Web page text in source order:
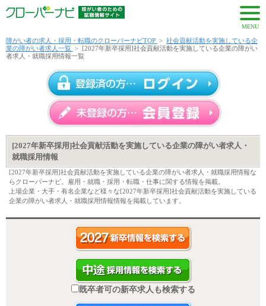
MENU
障がい者の求人・採用・転職のクローバーナビTOP > 社会貢献活動を実施している企
業の障がい者求人一覧 > [2027年新卒採用]社会貢献活動を実施している企業の障がい
者求人・就職採用情報一覧
[2027年新卒採用]社会貢献活動を実施している企業の障がい者求人・
就職採用情報
[2027年新卒採用]社会貢献活動を実施している企業の障がい者求人・就職採用情報な
らクローバーナビ。雇用・就職・採用・転職・仕事に関する情報を掲載。
上場企業・大手・有名企業など様々な[2027年新卒採用]社会貢献活動を実施している
企業の障がい者求人・就職採用情報情報を掲載しています。
既卒者可の新卒求人も検索する